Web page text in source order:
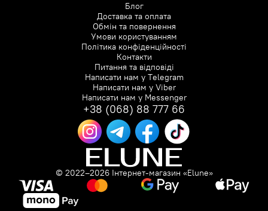
© 2022–2026 Інтернет-магазин «Elune»
Блог
Доставка та оплата
Обмін та повернення
Умови користуванням
Політика конфіденційності
Контакти
Питання та відповіді
Написати нам уTelegram
Написати нам уViber
Написати нам уMessenger
+38 (068) 88 777 66